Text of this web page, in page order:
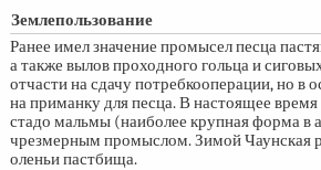
Землепользование
Ранее имел значение промысел песца
а также вылов проходного гольца и
отчасти на сдачу потребкооперации, но в
на приманку для песца. В настоящее время
стадо мальмы (наиболее крупная форма в
чрезмерным промыслом. Зимой Чаунская
оленьи пастбища.